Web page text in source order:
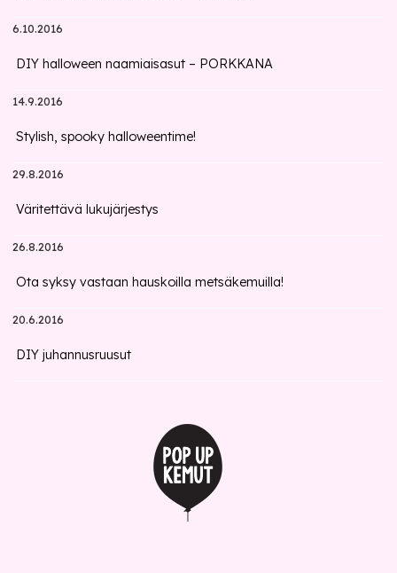
6.10.2016
DIY halloween naamiaisasut – PORKKANA
14.9.2016
Stylish, spooky halloweentime!
29.8.2016
Väritettävä lukujärjestys
26.8.2016
Ota syksy vastaan hauskoilla metsäkemuilla!
20.6.2016
DIY juhannusruusut